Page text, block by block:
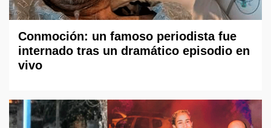
Conmoción: un famoso periodista fue
internado tras un dramático episodio en
vivo